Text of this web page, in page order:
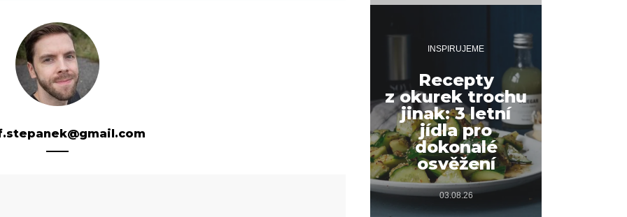
INSPIRUJEME
Recepty
z okurek trochu
jinak: 3 letní
jídla pro
dokonalé
osvěžení
03.08.26